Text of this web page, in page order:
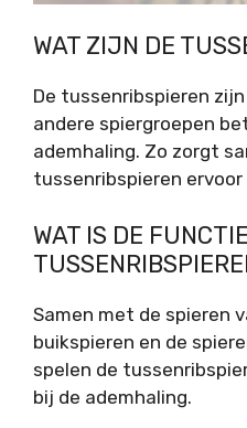
WAT ZIJN DE
De tussenribspieren
andere spiergroepen
ademhaling. Zo zorgt
tussenribspieren
WAT IS DE
Samen met de spieren
buikspieren en de
spelen de
bij de ademhaling.